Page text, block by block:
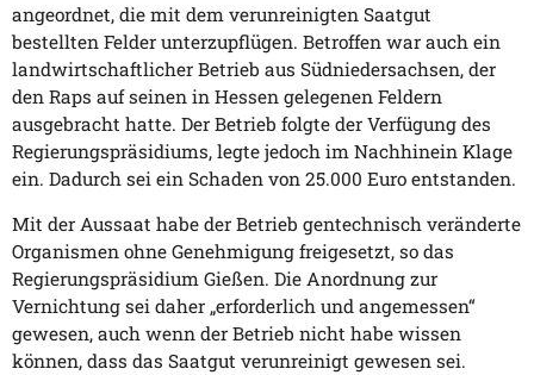
angeordnet, die mit dem verunreinigten Saatgut
bestellten Felder unterzupflügen. Betroffen war auch ein
landwirtschaftlicher Betrieb aus Südniedersachsen, der
den Raps auf seinen in Hessen gelegenen Feldern
ausgebracht hatte. Der Betrieb folgte der Verfügung des
Regierungspräsidiums, legte jedoch im Nachhinein Klage
ein. Dadurch sei ein Schaden von 25.000 Euro entstanden.
Mit der Aussaat habe der Betrieb gentechnisch veränderte
Organismen ohne Genehmigung freigesetzt, so das
Regierungspräsidium Gießen. Die Anordnung zur
Vernichtung sei daher „erforderlich und angemessen“
gewesen, auch wenn der Betrieb nicht habe wissen
können, dass das Saatgut verunreinigt gewesen sei.